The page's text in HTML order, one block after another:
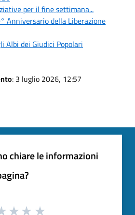
per il fine settimana...
Anniversario della Liberazione
Albi dei Giudici Popolari
: 3 luglio 2026, 12:57
chiare le informazioni